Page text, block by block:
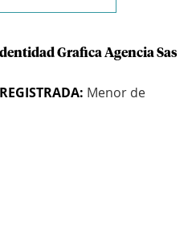
Grafica Agencia Sas
Menor de